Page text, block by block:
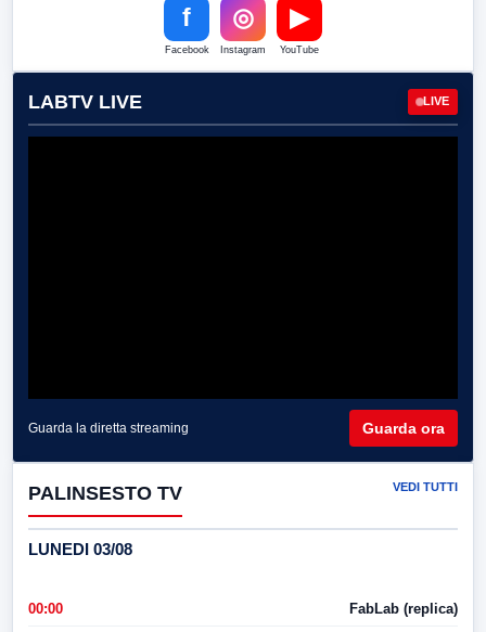
f
Facebook
◎
Instagram
▶
YouTube
LABTV LIVE LIVE
Guarda la diretta streaming Guarda ora
PALINSESTO TV VEDI TUTTI
LUNEDI 03/08
00:00 FabLab (replica)